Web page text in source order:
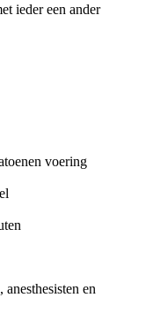
ieder een ander
voering
en